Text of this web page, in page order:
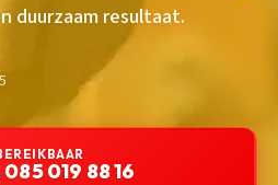
duurzaam resultaat.
085 019 88 16